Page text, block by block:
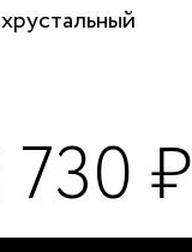
хрустальный
730 ₽